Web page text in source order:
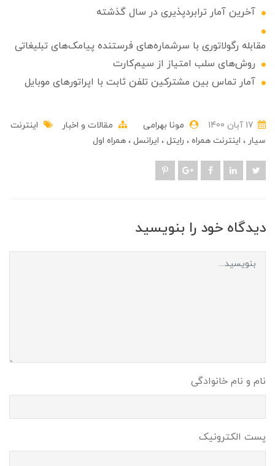
آخرین آمار ترابردپذیری در سال گذشته
مقابله رگولاتوری با سرشماره‌های فرستنده پیامک‌های تبلیغاتی
روش‌های سلب امتیاز از سیم‌کارت
آمار تماس بین مشترکین تلفن ثابت با اپراتورهای موبایل
مونا بهرامی مقالات و اخبار
اینترنت
سیار
اینترنت همراه رایتل ایرانسل همراه اول
دیدگاه خود را بنویسید
نام و نام خانوادگی
پست الکترونیک